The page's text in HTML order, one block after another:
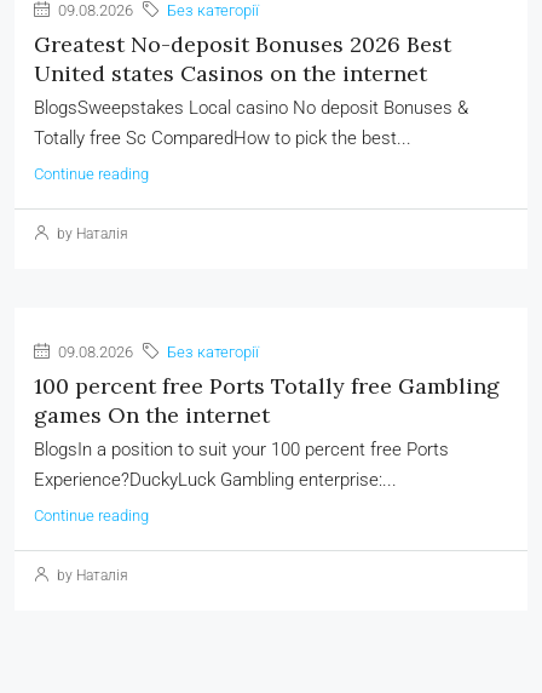
09.08.2026 Без категорії
Greatest No-deposit Bonuses 2026 Best
United states Casinos on the internet
BlogsSweepstakes Local casino No deposit Bonuses &
Totally free Sc ComparedHow to pick the best...
Continue reading
by Наталія
09.08.2026 Без категорії
100 percent free Ports Totally free Gambling
games On the internet
BlogsIn a position to suit your 100 percent free Ports
Experience?DuckyLuck Gambling enterprise:...
Continue reading
by Наталія